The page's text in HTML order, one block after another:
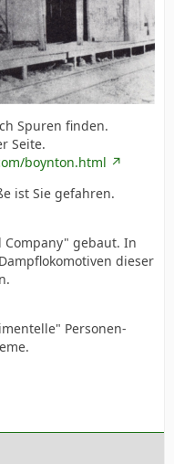
Spuren finden.
Seite.
boynton.html
ist Sie gefahren.
Company" gebaut. In
dieser
Personen-